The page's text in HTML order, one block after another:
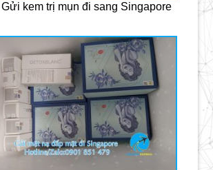
Gửi kem trị mụn đi sang Singapore